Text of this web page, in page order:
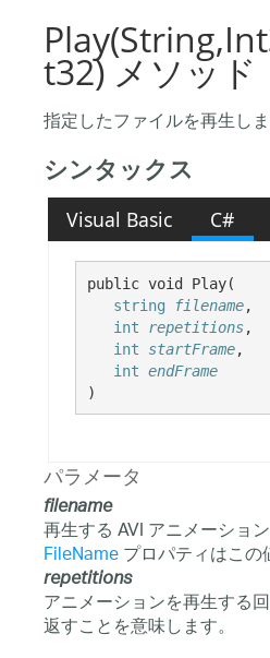
t32) メソッド
指定したファイルを再生しま
シンタックス
Visual Basic C#
public void Play(
string
filename,
int
repetitions,
int
startFrame,
int endFrame
)
パラメータ
filename
再生する AVI アニメーショ
FileNameプロパティはこの
repetitions
アニメーションを再生する
返すことを意味します。